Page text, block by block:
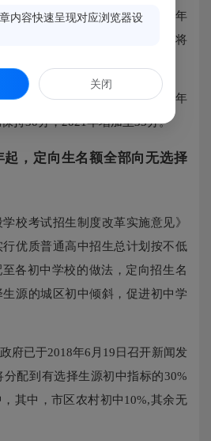
，从2018年的650分、2019年
800分，定向生录取降分幅度也将
2018年25分的基础上，2019年
持30分，2021年增加至35分。
起，定向生名额全部向无选择
考试招生制度改革实施意见》
优质普通高中招生总计划按不低
各初中学校的做法，定向招生名
源的城区初中倾斜，促进初中学
已于2018年6月19日召开新闻发
配到有选择生源初中指标的30%
其中，市区农村初中10%,其余无
内容快速呈现对应浏览器设
关闭